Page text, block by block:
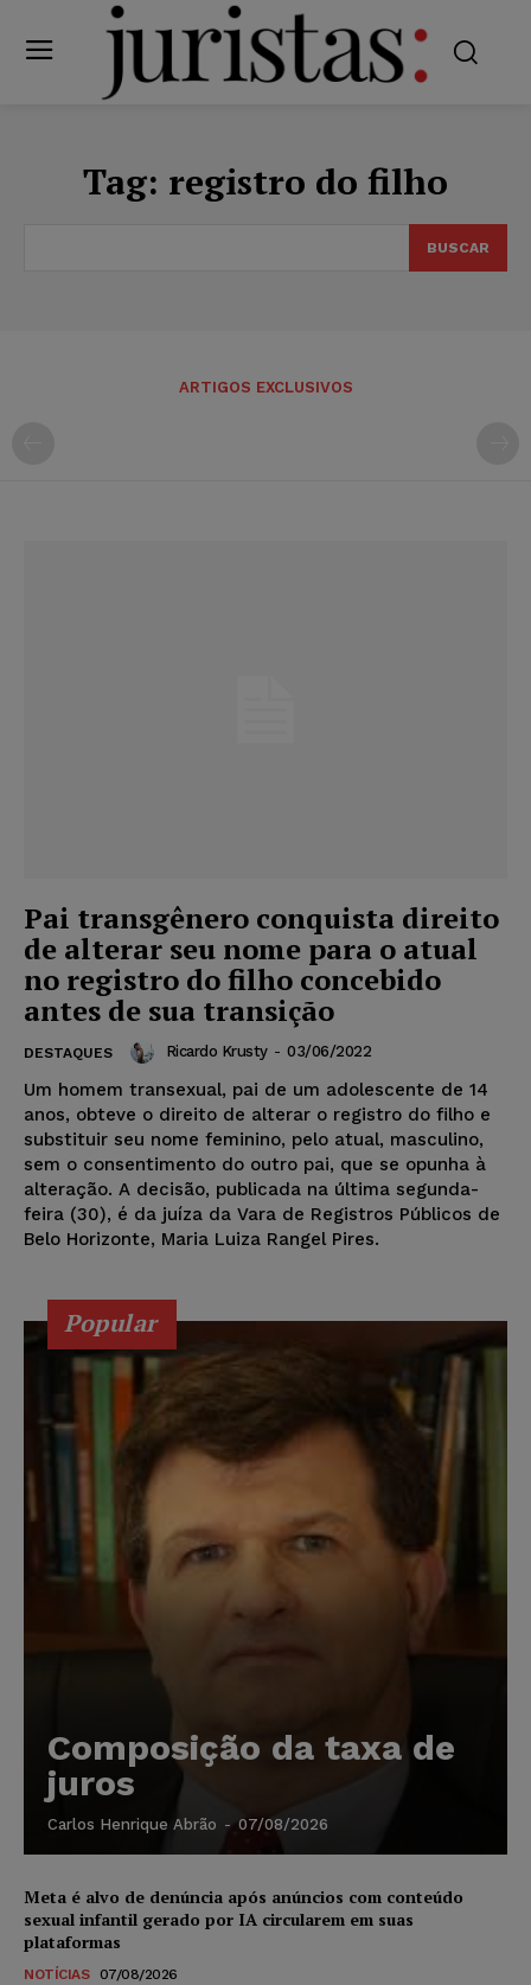
Tag: registro do filho
BUSCAR
ARTIGOS EXCLUSIVOS
Pai transgênero conquista direito
de alterar seu nome para o atual
no registro do filho concebido
antes de sua transição
DESTAQUES Ricardo Krusty - 03/06/2022
Um homem transexual, pai de um adolescente de 14
anos, obteve o direito de alterar o registro do filho e
substituir seu nome feminino, pelo atual, masculino,
sem o consentimento do outro pai, que se opunha à
alteração. A decisão, publicada na última segunda-
feira (30), é da juíza da Vara de Registros Públicos de
Belo Horizonte, Maria Luiza Rangel Pires.
Popular
Composição da taxa de
juros
Carlos Henrique Abrão - 07/08/2026
Meta é alvo de denúncia após anúncios com conteúdo
sexual infantil gerado por IA circularem em suas
plataformas
NOTÍCIAS 07/08/2026